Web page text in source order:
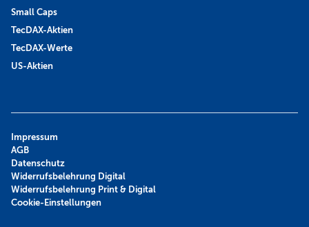
Small Caps
TecDAX-Aktien
TecDAX-Werte
US-Aktien
Impressum
AGB
Datenschutz
Widerrufsbelehrung Digital
Widerrufsbelehrung Print & Digital
Cookie-Einstellungen